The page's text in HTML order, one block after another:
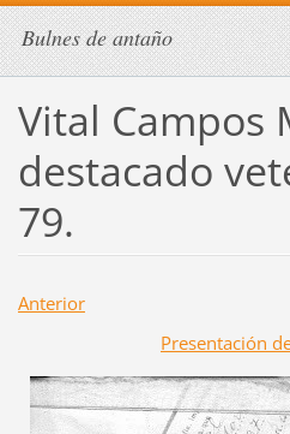
Bulnes de antaño
Vital Campos
destacado
79.
Anterior
Presentación